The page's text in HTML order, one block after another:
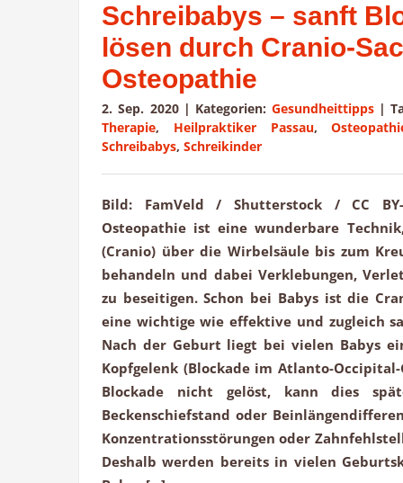
Schreibabys – sanft
lösen durch Cranio-
Osteopathie
2. Sep. 2020 | Kategorien:Gesundheittipps |
Therapie, Heilpraktiker Passau,
Schreibabys, Schreikinder
Bild: FamVeld / Shutterstock / CC BY-
Osteopathie ist eine wunderbare
(Cranio) über die Wirbelsäule bis zum
behandeln und dabei Verklebungen,
zu beseitigen. Schon bei Babys ist die
eine wichtige wie effektive und zugleich
Nach der Geburt liegt bei vielen Babys
Kopfgelenk (Blockade im Atlanto-
Blockade nicht gelöst, kann dies
Beckenschiefstand oder
Konzentrationsstörungen oder
Deshalb werden bereits in vielen